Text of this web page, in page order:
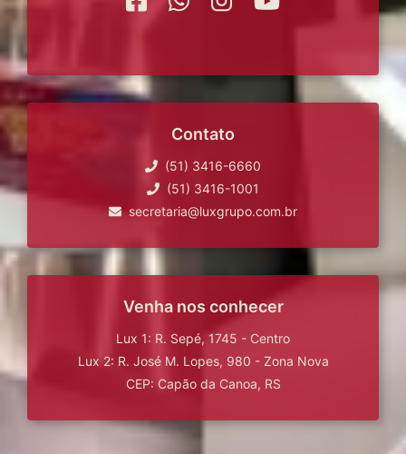
Contato
(51) 3416-6660
(51) 3416-1001
secretaria@luxgrupo.com.br
Venha nos conhecer
Lux 1: R. Sepé, 1745 - Centro
Lux 2: R. José M. Lopes, 980 - Zona Nova
CEP: Capão da Canoa, RS